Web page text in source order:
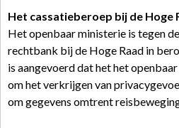
Het cassatieberoep bij de Hoge
Het openbaar ministerie is tegen
rechtbank bij de Hoge Raad in
is aangevoerd dat het het
om het verkrijgen van
om gegevens omtrent